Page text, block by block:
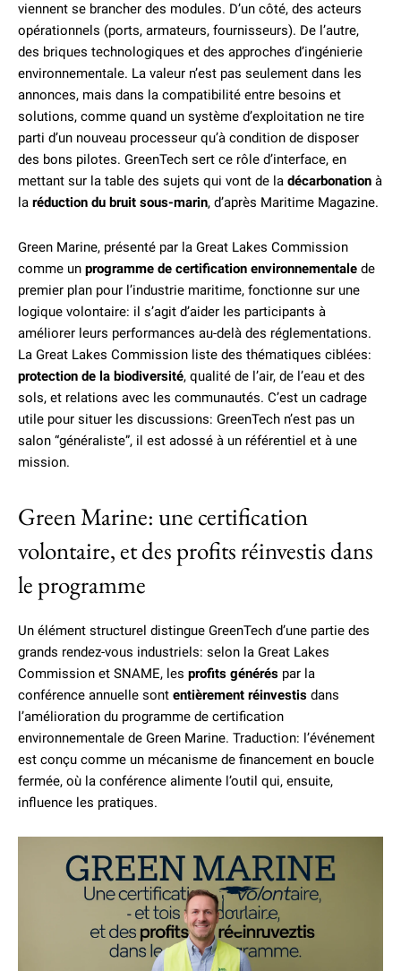
viennent se brancher des modules. D’un côté, des acteurs
opérationnels (ports, armateurs, fournisseurs). De l’autre,
des briques technologiques et des approches d’ingénierie
environnementale. La valeur n’est pas seulement dans les
annonces, mais dans la compatibilité entre besoins et
solutions, comme quand un système d’exploitation ne tire
parti d’un nouveau processeur qu’à condition de disposer
des bons pilotes. GreenTech sert ce rôle d’interface, en
mettant sur la table des sujets qui vont de la décarbonation à
la réduction du bruit sous-marin, d’après Maritime Magazine.
Green Marine, présenté par la Great Lakes Commission
comme un programme de certification environnementale de
premier plan pour l’industrie maritime, fonctionne sur une
logique volontaire: il s’agit d’aider les participants à
améliorer leurs performances au-delà des réglementations.
La Great Lakes Commission liste des thématiques ciblées:
protection de la biodiversité, qualité de l’air, de l’eau et des
sols, et relations avec les communautés. C’est un cadrage
utile pour situer les discussions: GreenTech n’est pas un
salon “généraliste”, il est adossé à un référentiel et à une
mission.
Green Marine: une certification
volontaire, et des profits réinvestis dans
le programme
Un élément structurel distingue GreenTech d’une partie des
grands rendez-vous industriels: selon la Great Lakes
Commission et SNAME, les profits générés par la
conférence annuelle sont entièrement réinvestis dans
l’amélioration du programme de certification
environnementale de Green Marine. Traduction: l’événement
est conçu comme un mécanisme de financement en boucle
fermée, où la conférence alimente l’outil qui, ensuite,
influence les pratiques.